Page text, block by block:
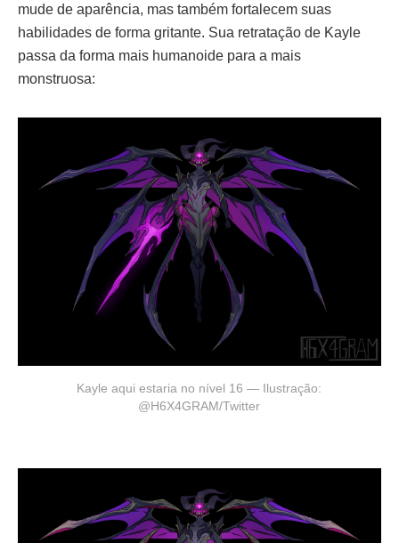
mude de aparência, mas também fortalecem suas
habilidades de forma gritante. Sua retratação de Kayle
passa da forma mais humanoide para a mais
monstruosa:
Kayle aqui estaria no nível 16 — Ilustração:
@H6X4GRAM/Twitter